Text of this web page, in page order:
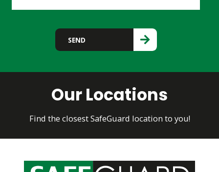
Por favor, deja este campo vacío.
SEND
Our Locations
Find the closest SafeGuard location to you!